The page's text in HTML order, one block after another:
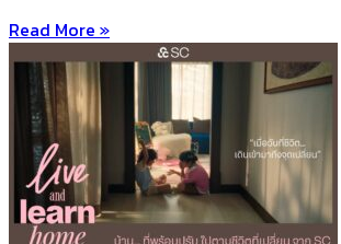
Read More »